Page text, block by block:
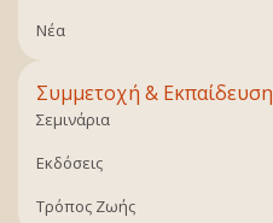
Νέα
Συμμετοχή & Εκπαίδευση
Σεμινάρια
Εκδόσεις
Τρόπος Ζωής